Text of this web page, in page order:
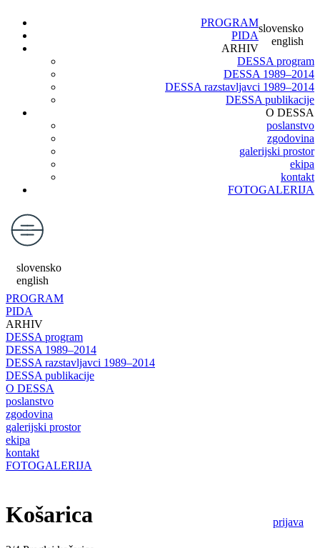
slovensko
english
PROGRAM
PIDA
ARHIV
DESSA program
DESSA 1989–2014
DESSA razstavljavci 1989–2014
DESSA publikacije
O DESSA
poslanstvo
zgodovina
galerijski prostor
ekipa
kontakt
FOTOGALERIJA
slovensko
english
PROGRAM
PIDA
ARHIV
DESSA program
DESSA 1989–2014
DESSA razstavljavci 1989–2014
DESSA publikacije
O DESSA
poslanstvo
zgodovina
galerijski prostor
ekipa
kontakt
FOTOGALERIJA
Košarica prijava